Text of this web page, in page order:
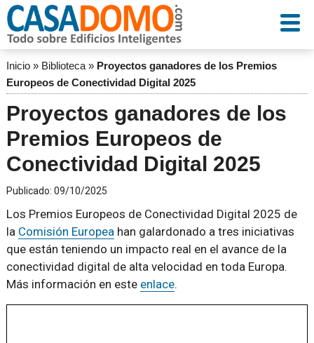
Inicio» Biblioteca» Proyectos ganadores de los Premios
Europeos de Conectividad Digital 2025
Proyectos ganadores de los
Premios Europeos de
Conectividad Digital 2025
Publicado: 09/10/2025
Los Premios Europeos de Conectividad Digital 2025 de
la Comisión Europeahan galardonado a tres iniciativas
que están teniendo un impacto real en el avance de la
conectividad digital de alta velocidad en toda Europa.
Más información en este enlace.